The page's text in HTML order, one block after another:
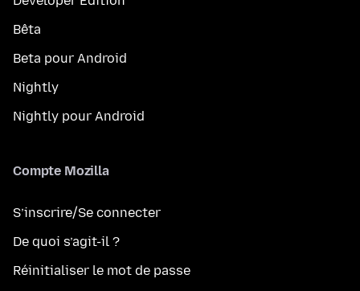
Bêta
Beta pour Android
Nightly
Nightly pour Android
Compte Mozilla
S’inscrire/Se connecter
De quoi s’agit-il ?
Réinitialiser le mot de passe